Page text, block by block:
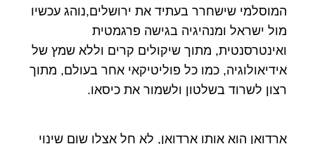
המוסלמי שישחרר בעתיד את ירושלים,נוהג עכשיו
מול ישראל ומנהיגיה בגישה פרגמטית
ואינטרסנטית, מתוך שיקולים קרים וללא שמץ של
אידיאולוגיה, כמו כל פוליטיקאי אחר בעולם, מתוך
רצון לשרוד בשלטון ולשמור את כיסאו.
ארדואן הוא אותו ארדואן, לא חל אצלו שום שינוי